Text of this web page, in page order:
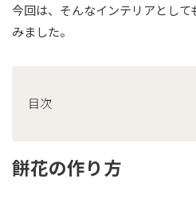
今回は、そんなインテリアとし
みました。
目次
餅花の作り方